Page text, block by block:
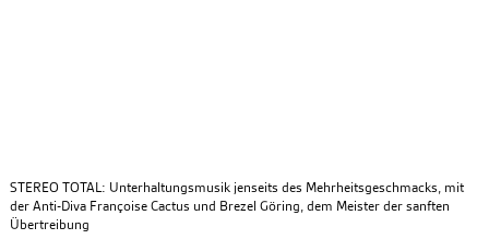
STEREO TOTAL: Unterhaltungsmusik jenseits des Mehrheitsgeschmacks, mit
der Anti-Diva Françoise Cactus und Brezel Göring, dem Meister der sanften
Übertreibung